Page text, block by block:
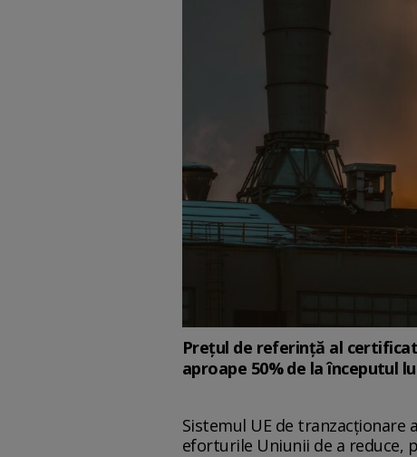
Prețul de referință al
aproape 50% de la începutul
Sistemul UE de tranzacționare
eforturile Uniunii de a reduce,